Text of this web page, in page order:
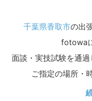
千葉県香取市の出
fotowa
面談・実技試験を通過
ご指定の場所・